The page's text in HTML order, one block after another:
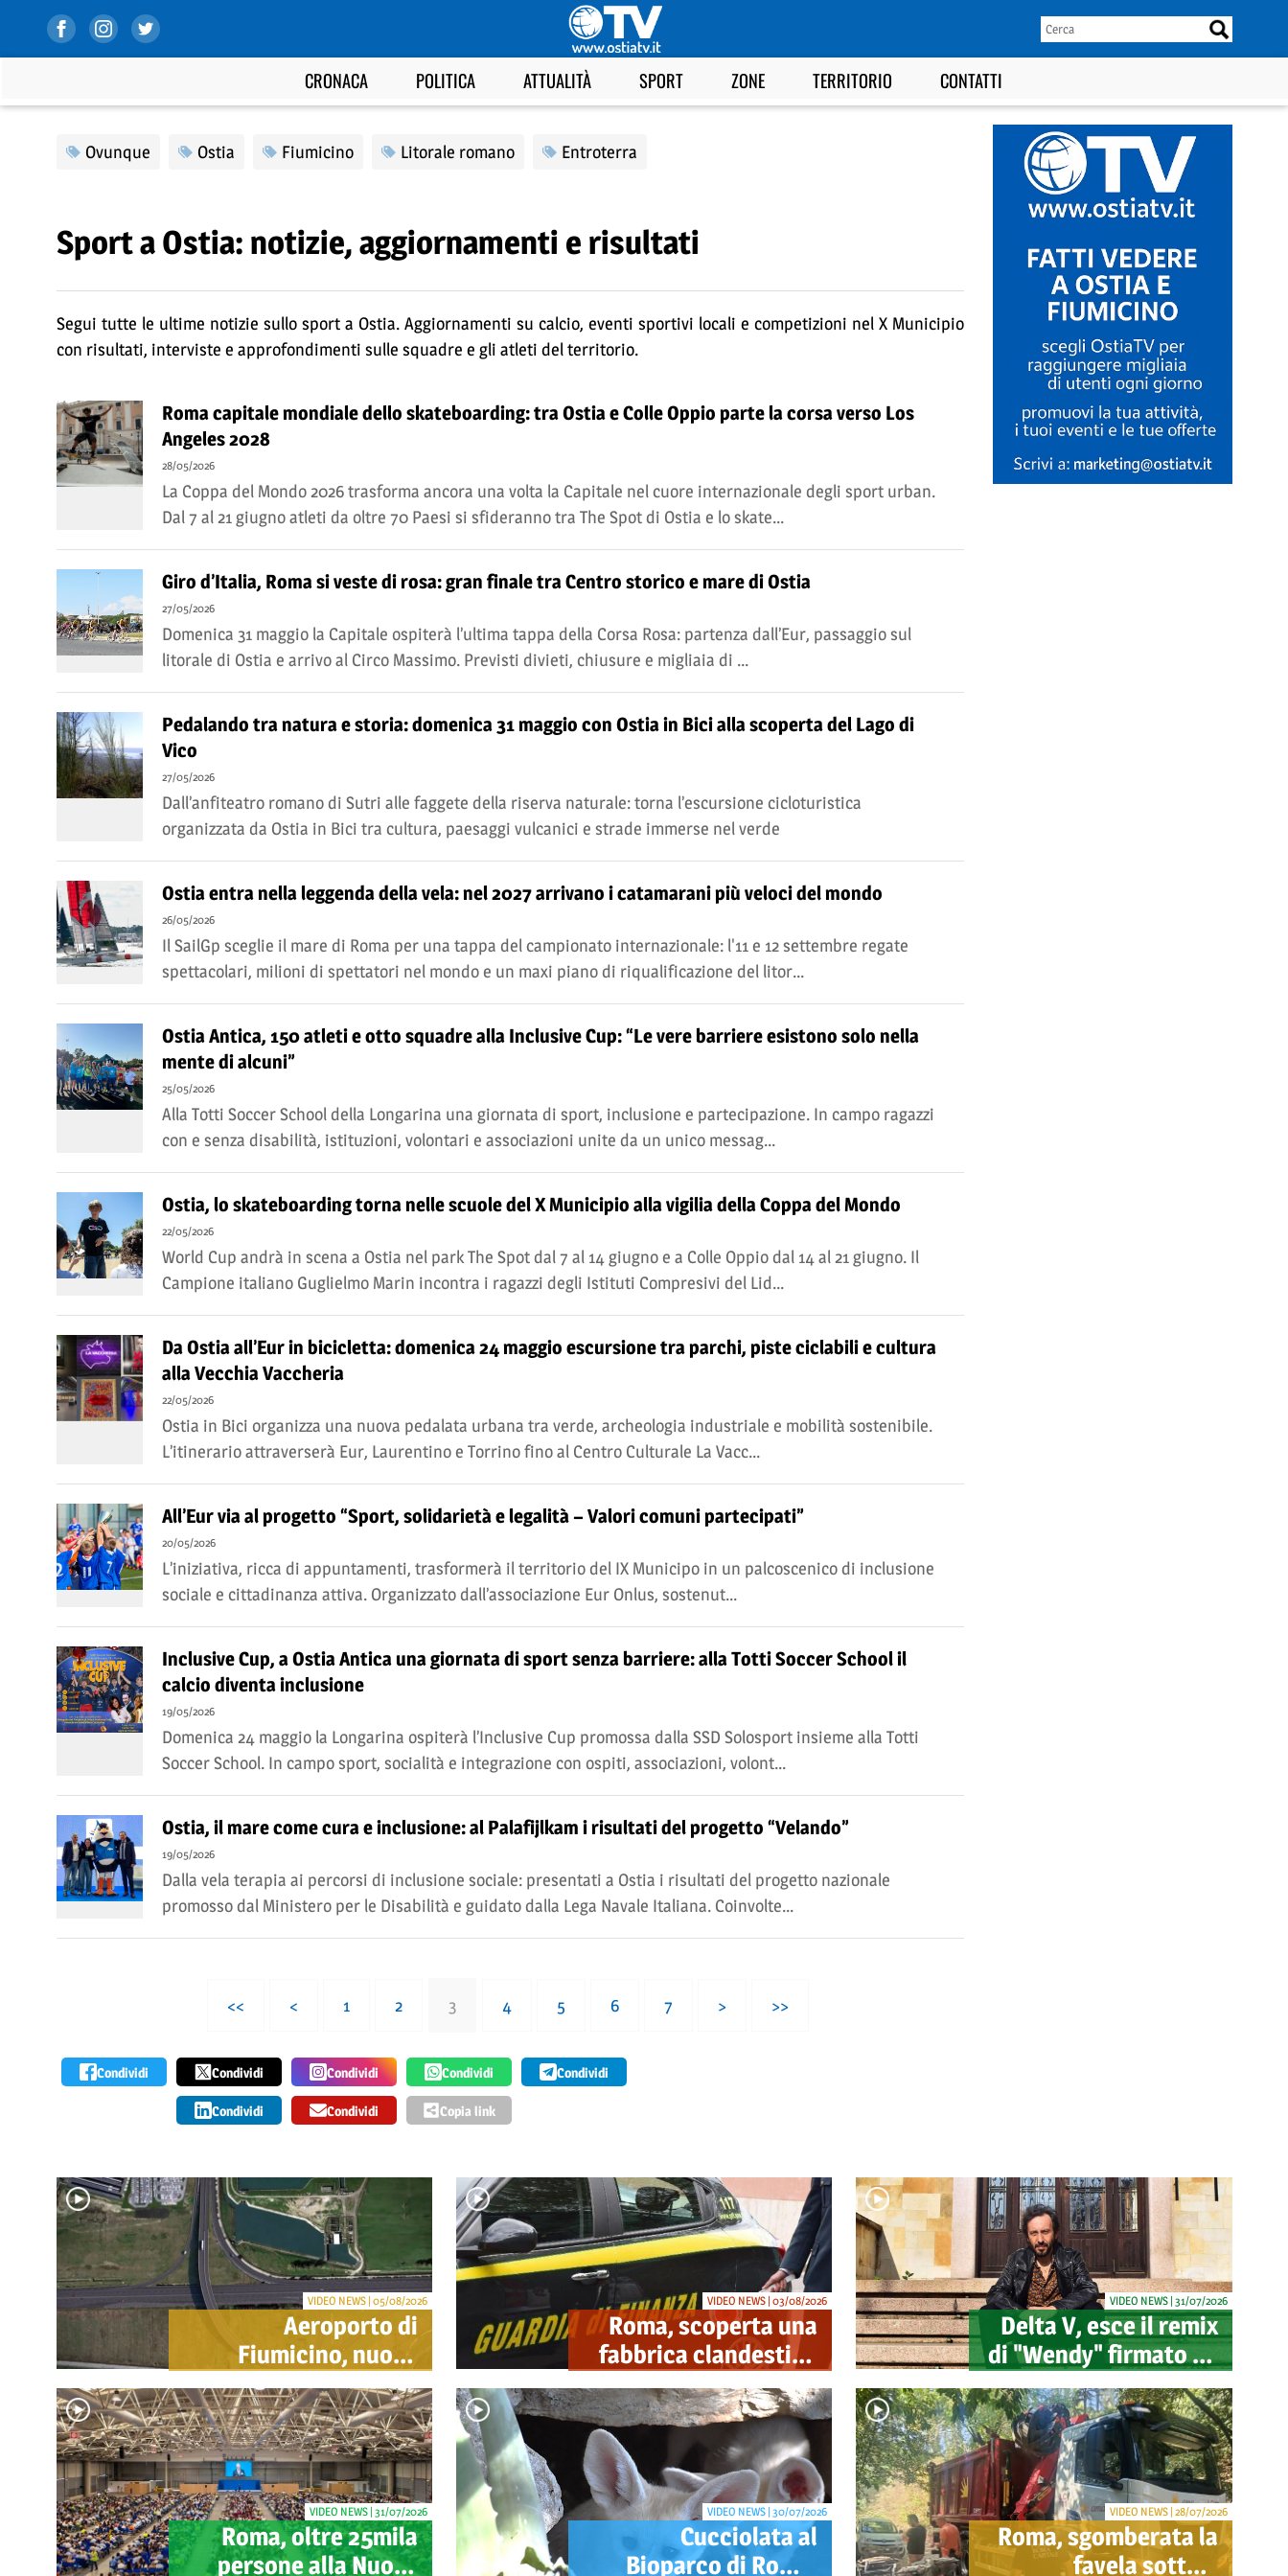
CRONACA POLITICA ATTUALITÀ SPORT ZONE TERRITORIO CONTATTI
Ovunque Ostia Fiumicino Litorale romano Entroterra
Sport a Ostia: notizie, aggiornamenti e risultati
Segui tutte le ultime notizie sullo sport a Ostia. Aggiornamenti su calcio, eventi sportivi locali e competizioni nel X Municipio
con risultati, interviste e approfondimenti sulle squadre e gli atleti del territorio.
Roma capitale mondiale dello skateboarding: tra Ostia e Colle Oppio parte la corsa verso Los
Angeles 2028
28/05/2026
La Coppa del Mondo 2026 trasforma ancora una volta la Capitale nel cuore internazionale degli sport urban.
Dal 7 al 21 giugno atleti da oltre 70 Paesi si sfideranno tra The Spot di Ostia e lo skate...
Giro d’Italia, Roma si veste di rosa: gran finale tra Centro storico e mare di Ostia
27/05/2026
Domenica 31 maggio la Capitale ospiterà l’ultima tappa della Corsa Rosa: partenza dall’Eur, passaggio sul
litorale di Ostia e arrivo al Circo Massimo. Previsti divieti, chiusure e migliaia di ...
Pedalando tra natura e storia: domenica 31 maggio con Ostia in Bici alla scoperta del Lago di
Vico
27/05/2026
Dall’anfiteatro romano di Sutri alle faggete della riserva naturale: torna l’escursione cicloturistica
organizzata da Ostia in Bici tra cultura, paesaggi vulcanici e strade immerse nel verde
Ostia entra nella leggenda della vela: nel 2027 arrivano i catamarani più veloci del mondo
26/05/2026
Il SailGp sceglie il mare di Roma per una tappa del campionato internazionale: l'11 e 12 settembre regate
spettacolari, milioni di spettatori nel mondo e un maxi piano di riqualificazione del litor...
Ostia Antica, 150 atleti e otto squadre alla Inclusive Cup: “Le vere barriere esistono solo nella
mente di alcuni”
25/05/2026
Alla Totti Soccer School della Longarina una giornata di sport, inclusione e partecipazione. In campo ragazzi
con e senza disabilità, istituzioni, volontari e associazioni unite da un unico messag...
Ostia, lo skateboarding torna nelle scuole del X Municipio alla vigilia della Coppa del Mondo
22/05/2026
World Cup andrà in scena a Ostia nel park The Spot dal 7 al 14 giugno e a Colle Oppio dal 14 al 21 giugno. Il
Campione italiano Guglielmo Marin incontra i ragazzi degli Istituti Compresivi del Lid...
Da Ostia all’Eur in bicicletta: domenica 24 maggio escursione tra parchi, piste ciclabili e cultura
alla Vecchia Vaccheria
22/05/2026
Ostia in Bici organizza una nuova pedalata urbana tra verde, archeologia industriale e mobilità sostenibile.
L’itinerario attraverserà Eur, Laurentino e Torrino fino al Centro Culturale La Vacc...
All’Eur via al progetto “Sport, solidarietà e legalità – Valori comuni partecipati”
20/05/2026
L’iniziativa, ricca di appuntamenti, trasformerà il territorio del IX Municipo in un palcoscenico di inclusione
sociale e cittadinanza attiva. Organizzato dall’associazione Eur Onlus, sostenut...
Inclusive Cup, a Ostia Antica una giornata di sport senza barriere: alla Totti Soccer School il
calcio diventa inclusione
19/05/2026
Domenica 24 maggio la Longarina ospiterà l’Inclusive Cup promossa dalla SSD Solosport insieme alla Totti
Soccer School. In campo sport, socialità e integrazione con ospiti, associazioni, volont...
Ostia, il mare come cura e inclusione: al Palafijlkam i risultati del progetto “Velando”
19/05/2026
Dalla vela terapia ai percorsi di inclusione sociale: presentati a Ostia i risultati del progetto nazionale
promosso dal Ministero per le Disabilità e guidato dalla Lega Navale Italiana. Coinvolte...
<< < 1 2 3 4 5 6 7 > >>
Condividi Condividi Condividi Condividi Condividi
Condividi Condividi Copia link
Aeroporto di
Fiumicino, nuovo
svincolo per Cargo
City e Lunga Sosta:
investimento ADR da
oltre 40 milioni
VIDEO NEWS | 05/08/2026
Roma, scoperta una
fabbrica clandestina
di sigarette in via
Trigoria: sequestrati
1.350 kg di tabacco
VIDEO NEWS | 03/08/2026
Delta V, esce il remix
di "Wendy" firmato da
Mao: pubblicato
anche il videoclip
ufficiale
VIDEO NEWS | 31/07/2026
Roma, oltre 25mila
persone alla Nuova
VIDEO NEWS | 31/07/2026
Cucciolata al
Bioparco di Roma:
VIDEO NEWS | 30/07/2026
Roma, sgomberata la
favela sotto il
VIDEO NEWS | 28/07/2026